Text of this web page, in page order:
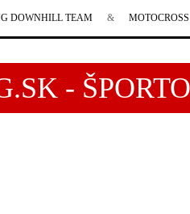
DOWNHILL TEAM &
-